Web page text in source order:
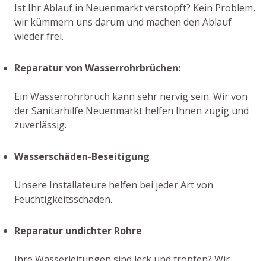
Ist Ihr Ablauf in Neuenmarkt verstopft? Kein Problem,
wir kümmern uns darum und machen den Ablauf
wieder frei.
Reparatur von Wasserrohrbrüchen:
Ein Wasserrohrbruch kann sehr nervig sein. Wir von
der Sanitärhilfe Neuenmarkt helfen Ihnen zügig und
zuverlässig.
Wasserschäden-Beseitigung
Unsere Installateure helfen bei jeder Art von
Feuchtigkeitsschäden.
Reparatur undichter Rohre